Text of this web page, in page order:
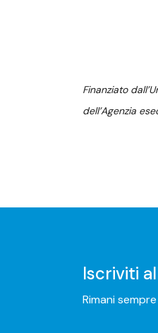
Finanziato
dell’Agenzia
Iscriviti
Rimani